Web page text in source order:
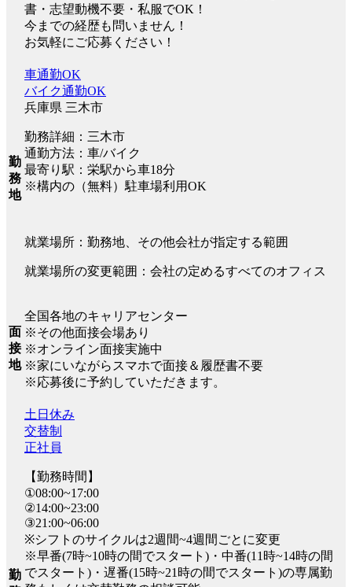
書・志望動機不要・私服でOK！
今までの経歴も問いません！
お気軽にご応募ください！
勤
務
地
車通勤OK
バイク通勤OK
兵庫県 三木市
勤務詳細：三木市
通勤方法：車/バイク
最寄り駅：栄駅から車18分
※構内の（無料）駐車場利用OK
就業場所：勤務地、その他会社が指定する範囲
就業場所の変更範囲：会社の定めるすべてのオフィス
面
接
地
全国各地のキャリアセンター
※その他面接会場あり
※オンライン面接実施中
※家にいながらスマホで面接＆履歴書不要
※応募後に予約していただきます。
勤
土日休み
交替制
正社員
【勤務時間】
①08:00~17:00
②14:00~23:00
③21:00~06:00
※シフトのサイクルは2週間~4週間ごとに変更
※早番(7時~10時の間でスタート)・中番(11時~14時の間
でスタート)・遅番(15時~21時の間でスタート)の専属勤